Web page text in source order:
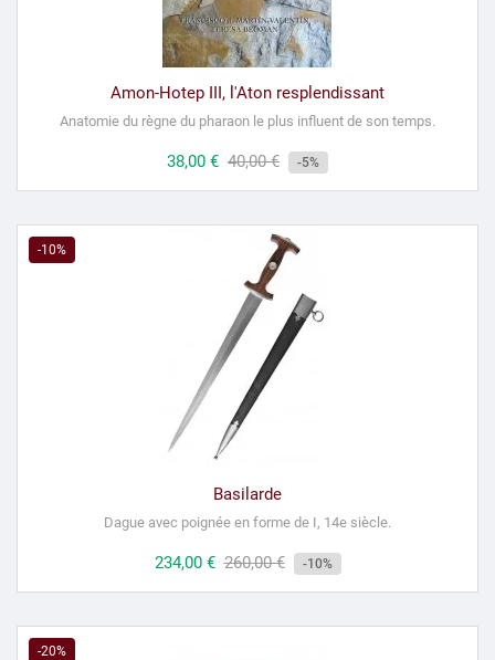
Amon-Hotep III, l'Aton resplendissant
Anatomie du règne du pharaon le plus influent de son temps.
Prix
38,00 € Prix
40,00 € -5%
-10%
Basilarde
Dague avec poignée en forme de I, 14e siècle.
Prix
234,00 € Prix
260,00 € -10%
-20%